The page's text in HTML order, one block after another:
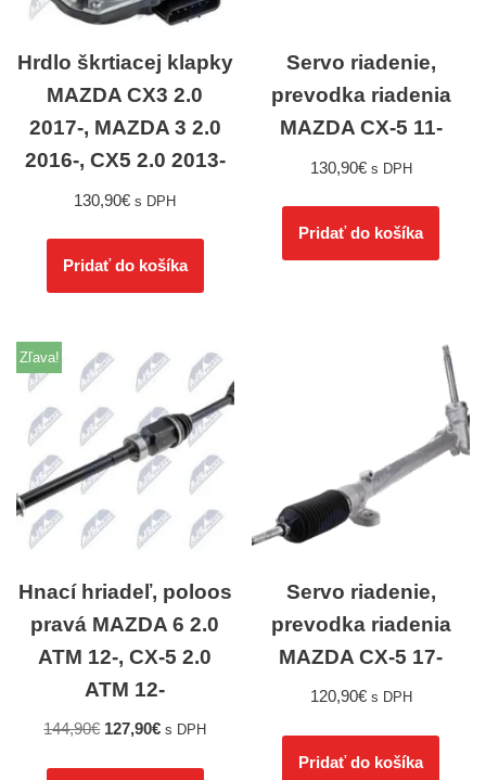
Hrdlo škrtiacej klapky
MAZDA CX3 2.0
2017-, MAZDA 3 2.0
2016-, CX5 2.0 2013-
130,90€ s DPH
Pridať do košíka
Servo riadenie,
prevodka riadenia
MAZDA CX-5 11-
130,90€ s DPH
Pridať do košíka
Zľava!
Hnací hriadeľ, poloos
pravá MAZDA 6 2.0
ATM 12-, CX-5 2.0
ATM 12-
144,90€ 127,90€ s DPH
Servo riadenie,
prevodka riadenia
MAZDA CX-5 17-
120,90€ s DPH
Pridať do košíka